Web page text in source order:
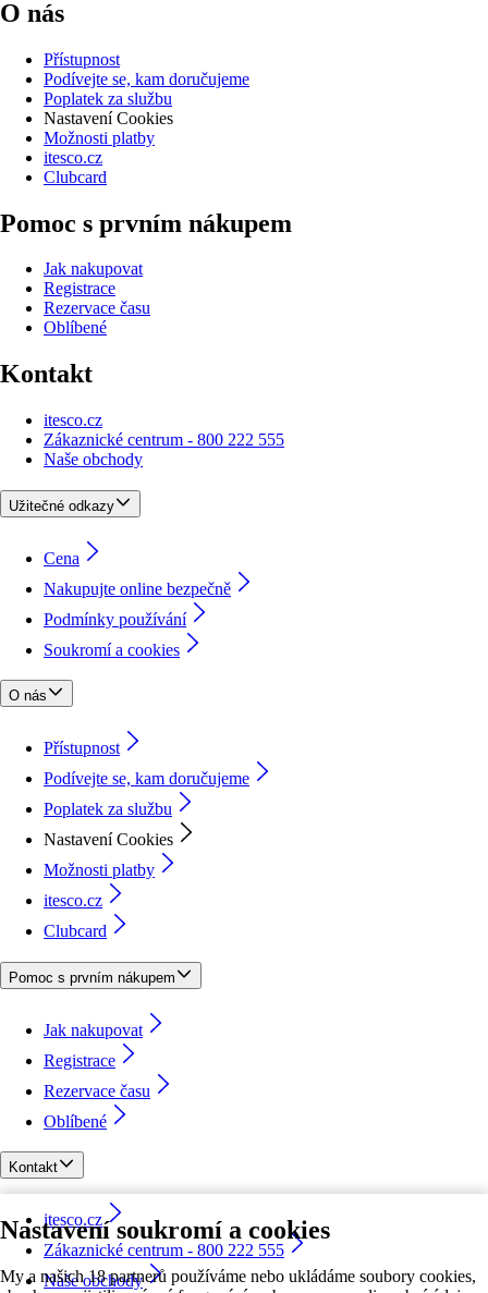
Nastavení soukromí a cookies
My a našich 18 partnerů používáme nebo ukládáme soubory cookies,
O nás
Přístupnost
Podívejte se, kam doručujeme
Poplatek za službu
Nastavení Cookies
Možnosti platby
itesco.cz
Clubcard
Pomoc s prvním nákupem
Jak nakupovat
Registrace
Rezervace času
Oblíbené
Kontakt
itesco.cz
Zákaznické centrum - 800 222 555
Naše obchody
Užitečné odkazy
Cena
Nakupujte online bezpečně
Podmínky používání
Soukromí a cookies
O nás
Přístupnost
Podívejte se, kam doručujeme
Poplatek za službu
Nastavení Cookies
Možnosti platby
itesco.cz
Clubcard
Pomoc s prvním nákupem
Jak nakupovat
Registrace
Rezervace času
Oblíbené
Kontakt
itesco.cz
Zákaznické centrum - 800 222 555
Naše obchody